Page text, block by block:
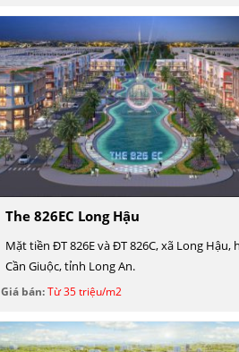
The 826EC Long Hậu
Mặt tiền ĐT 826E và ĐT 826C, xã Long Hậu,
Cần Giuộc, tỉnh Long An.
Giá bán:Từ 35 triệu/m2